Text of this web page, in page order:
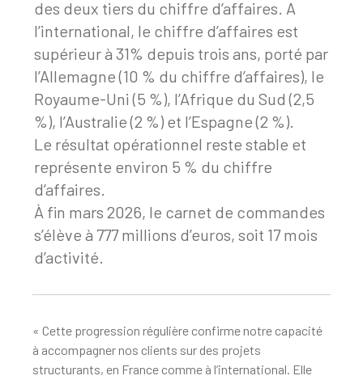
des deux tiers du chiffre d’affaires. A
l’international, le chiffre d’affaires est
supérieur à 31% depuis trois ans, porté par
l’Allemagne (10 % du chiffre d’affaires), le
Royaume-Uni (5 %), l’Afrique du Sud (2,5
%), l’Australie (2 %) et l’Espagne (2 %).
Le résultat opérationnel reste stable et
représente environ 5 % du chiffre
d’affaires.
À fin mars 2026, le carnet de commandes
s’élève à 777 millions d’euros, soit 17 mois
d’activité.
« Cette progression régulière confirme notre capacité
à accompagner nos clients sur des projets
structurants, en France comme à l’international. Elle